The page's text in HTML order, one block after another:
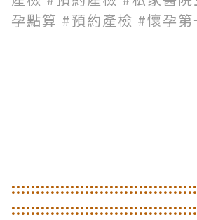
孕點算 #預約產檢 #懷孕第
::::::::::::::::::::::::::::::::::::::
:::::::::::::::::::::::::::::::::::::